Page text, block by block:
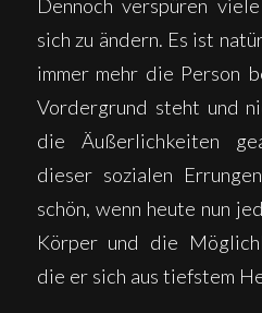
Dennoch verspüren
sich zu ändern. Es ist
immer mehr die Person
Vordergrund steht und
die Äußerlichkeiten
dieser sozialen
schön, wenn heute nun
Körper und die
die er sich aus tiefstem